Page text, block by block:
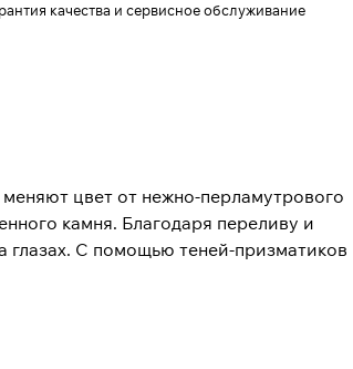
качества и сервисное обслуживание
цвет от нежно-перламутрового
камня. Благодаря переливу и
глазах. С помощью теней-призматиков